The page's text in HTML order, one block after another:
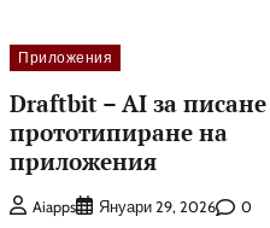
Приложения
Draftbit – AI за
прототипиране на
приложения
Aiapps Януари 29, 2026 0